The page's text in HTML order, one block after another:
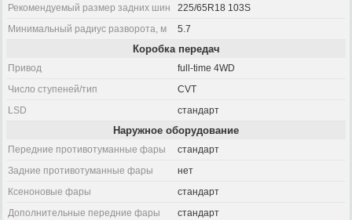
Рекомендуемый размер задних шин
225/65R18 103S
Минимальный радиус разворота, м
5.7
Коробка передач
Привод
full-time 4WD
Число ступеней/тип
CVT
LSD
стандарт
Наружное оборудование
Передние противотуманные фары
стандарт
Задние противотуманные фары
нет
Ксеноновые фары
стандарт
Дополнительные передние фары
стандарт